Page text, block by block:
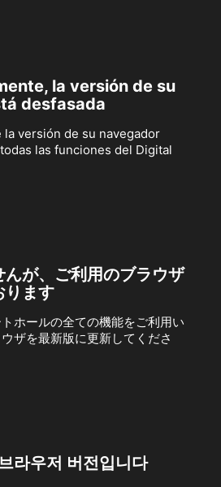
la versión de su
desfasada
la versión de su navegador
las funciones del Digital
んが、ご利用のブラウザ
ります
ホールの全ての機能をご利用い
ザを最新版に更新してくださ
라우저 버전입니다